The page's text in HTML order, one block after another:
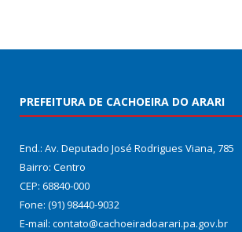
PREFEITURA DE CACHOEIRA DO ARARI
End.: Av. Deputado José Rodrigues Viana, 785
Bairro: Centro
CEP: 68840-000
Fone: (91) 98440-9032
E-mail: contato@cachoeiradoarari.pa.gov.br